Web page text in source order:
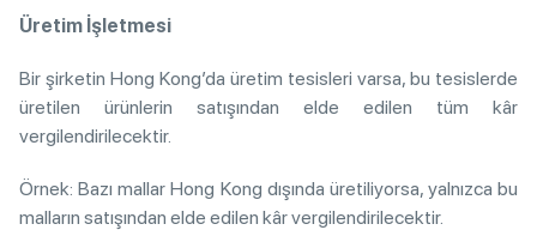
Üretim İşletmesi
Bir şirketin Hong Kong’da üretim tesisleri varsa, bu tesislerde
üretilen ürünlerin satışından elde edilen tüm kâr
vergilendirilecektir.
Örnek: Bazı mallar Hong Kong dışında üretiliyorsa, yalnızca bu
malların satışından elde edilen kâr vergilendirilecektir.